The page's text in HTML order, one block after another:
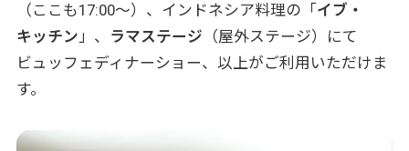
（ここも17:00～）、インドネシア料理の「 イブ・
キッチン」、 ラマステージ （屋外ステージ）にて
ビュッフェディナーショー、以上がご利用いただけま
す。